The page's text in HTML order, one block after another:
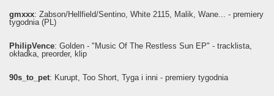
gmxxx: Żabson/Hellfield/Sentino, White 2115, Malik, Wane... - premiery
tygodnia (PL)
PhilipVence: Golden - "Music Of The Restless Sun EP" - tracklista,
okładka, preorder, klip
90s_to_pet: Kurupt, Too Short, Tyga i inni - premiery tygodnia